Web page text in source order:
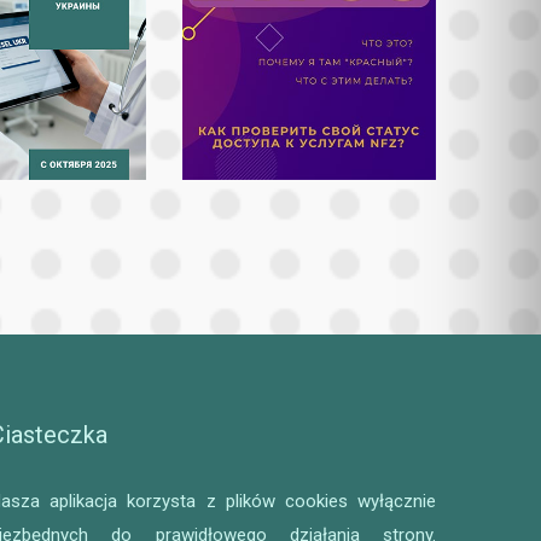
aplikacja korzysta z plików cookies wyłącznie
do prawidłowego działania strony.